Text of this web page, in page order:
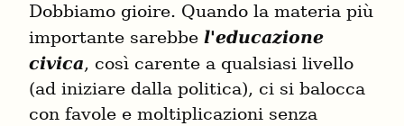
Dobbiamo gioire. Quando la materia più
importante sarebbe l'educazione
civica, così carente a qualsiasi livello
(ad iniziare dalla politica), ci si balocca
con favole e moltiplicazioni senza